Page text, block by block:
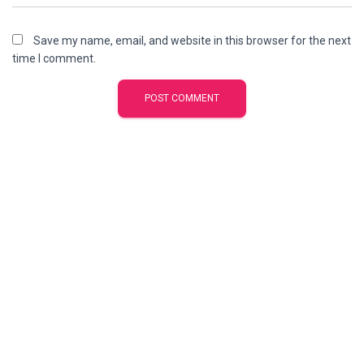
Save my name, email, and website in this browser for the next
time I comment.